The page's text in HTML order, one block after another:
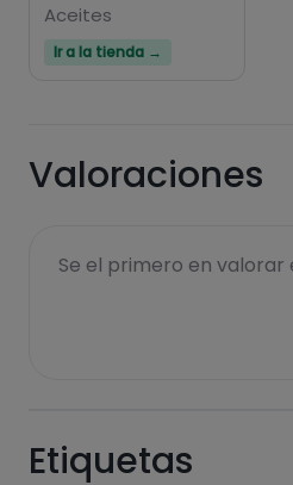
Aceites
Ir a la tienda →
Valoraciones
Se el primero en valorar
Etiquetas